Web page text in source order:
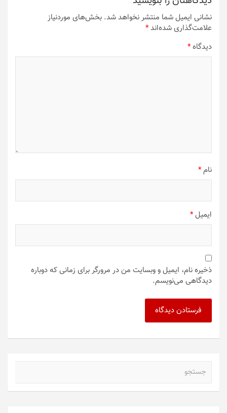
نشانی ایمیل شما منتشر نخواهد شد. بخش‌های موردنیاز
علامت‌گذاری شده‌اند*
دیدگاه*
نام*
ایمیل*
ذخیره نام، ایمیل و وبسایت من در مرورگر برای زمانی که دوباره
دیدگاهی می‌نویسم.